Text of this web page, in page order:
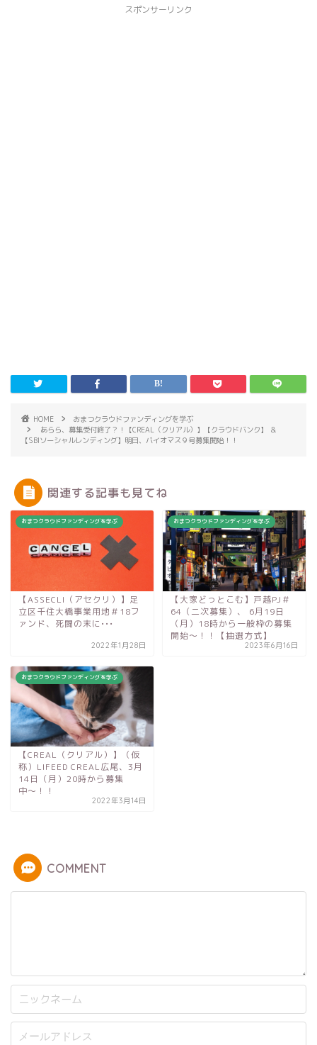
スポンサーリンク
HOME
おまつクラウドファンディングを学ぶ
あらら、募集受付終了？！【CREAL（クリアル）】【クラウドバンク】 ＆
【SBIソーシャルレンディング】明日、バイオマス９号募集開始！！
関連する記事も見てね
おまつクラウドファンディングを学ぶ
【ASSECLI（アセクリ）】足
立区千住大橋事業用地＃18フ
ァンド、死闘の末に•••
2022年1月28日
おまつクラウドファンディングを学ぶ
【大家どっとこむ】戸越PJ＃
64（二次募集）、 6月19日
（月）18時から一般枠の募集
開始〜！！【抽選方式】
2023年6月16日
おまつクラウドファンディングを学ぶ
【CREAL（クリアル）】（仮
称）LIFEED CREAL広尾、3月
14日（月）20時から募集
中〜！！
2022年3月14日
COMMENT